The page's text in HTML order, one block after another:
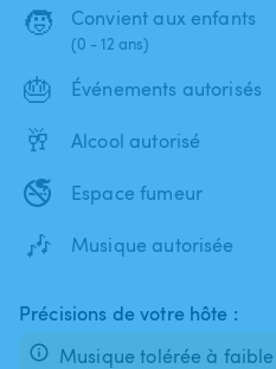
🧒 Convient aux enfants
(0 - 12 ans)
🎂 Événements autorisés
🥂 Alcool autorisé
🚭 Espace fumeur
🎶 Musique autorisée
Précisions de votre hôte :
Musique tolérée à